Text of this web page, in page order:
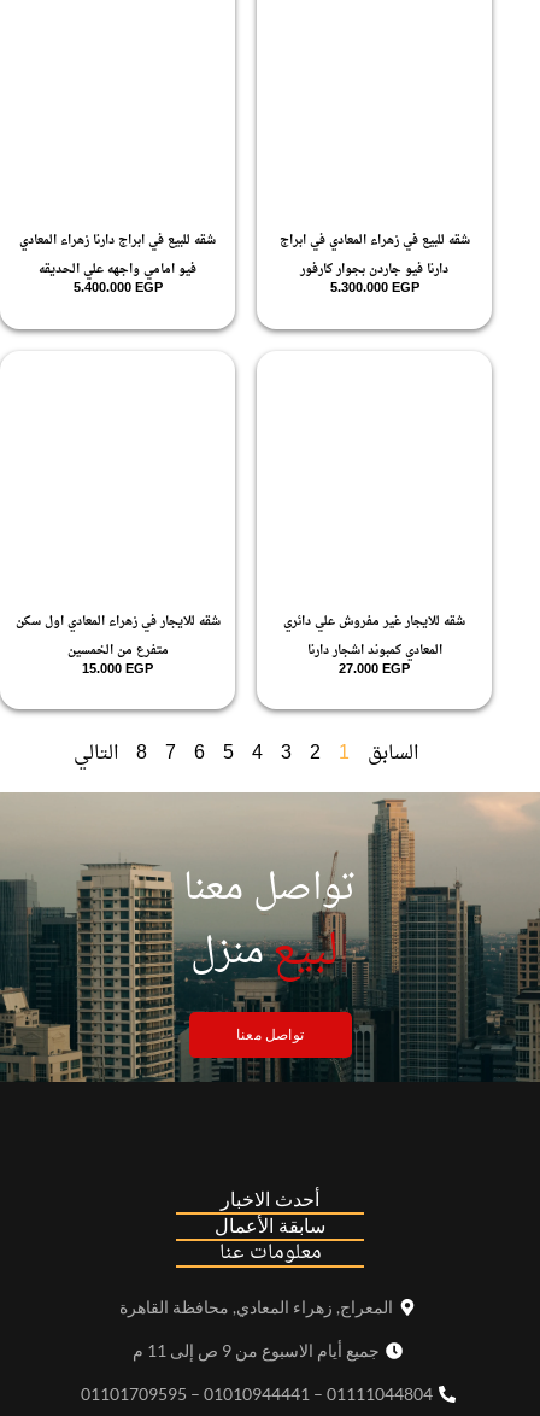
شقه للبيع في زهراء المعادي في ابراج
دارنا فيو جاردن بجوار كارفور
5.300.000EGP
شقه للبيع في ابراج دارنا زهراء المعادي
فيو امامي واجهه علي الحديقه
5.400.000EGP
شقه للايجار غير مفروش علي دائري
المعادي كمبوند اشجار دارنا
27.000EGP
شقه للايجار في زهراء المعادي اول سكن
متفرع من الخمسين
15.000EGP
السابق التالي
تواصل معنا
لبيع| منزل
تواصل معنا
أحدث الاخبار
سابقة الأعمال
معلومات عنا
المعراج, زهراء المعادي, محافظة القاهرة
جميع أيام الاسبوع من 9 ص إلى 11 م
01111044804 – 01010944441 – 01101709595